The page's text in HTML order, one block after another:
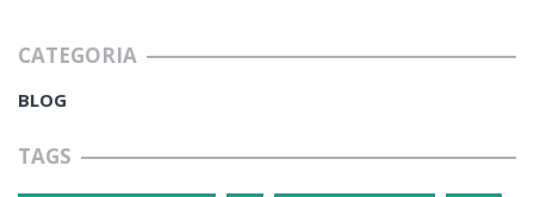
CATEGORIA
BLOG
TAGS